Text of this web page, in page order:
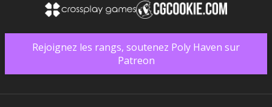
Rejoignez les rangs, soutenez Poly Haven sur
Patreon